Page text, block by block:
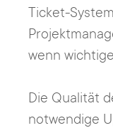
Ticket-
wenn
Die Qualität
notwendige